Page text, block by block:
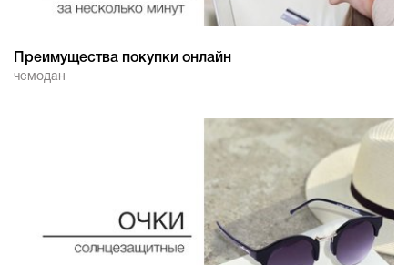
Преимущества покупки онлайн
чемодан